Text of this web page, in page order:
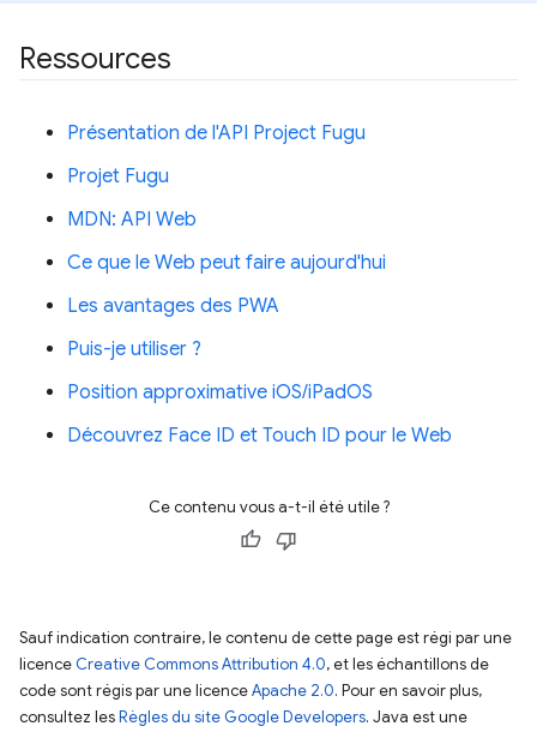
Ressources
Présentation de l'API Project Fugu
Projet Fugu
MDN: API Web
Ce que le Web peut faire aujourd'hui
Les avantages des PWA
Puis-je utiliser ?
Position approximative iOS/iPadOS
Découvrez Face ID et Touch ID pour le Web
Ce contenu vous a-t-il été utile ?
Sauf indication contraire, le contenu de cette page est régi par une
licence Creative Commons Attribution 4.0, et les échantillons de
code sont régis par une licenceApache 2.0. Pour en savoir plus,
consultez lesRègles du site Google Developers. Java est une